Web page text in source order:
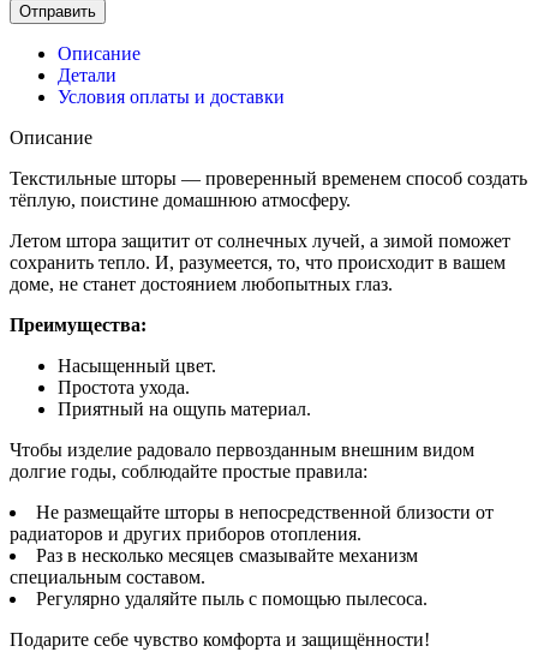
Отправить
Описание
Детали
Условия оплаты и доставки
Описание
Текстильные шторы — проверенный временем способ создать
тёплую, поистине домашнюю атмосферу.
Летом штора защитит от солнечных лучей, а зимой поможет
сохранить тепло. И, разумеется, то, что происходит в вашем
доме, не станет достоянием любопытных глаз.
Преимущества:
Насыщенный цвет.
Простота ухода.
Приятный на ощупь материал.
Чтобы изделие радовало первозданным внешним видом
долгие годы, соблюдайте простые правила:
Не размещайте шторы в непосредственной близости от
радиаторов и других приборов отопления.
Раз в несколько месяцев смазывайте механизм
специальным составом.
Регулярно удаляйте пыль с помощью пылесоса.
Подарите себе чувство комфорта и защищённости!